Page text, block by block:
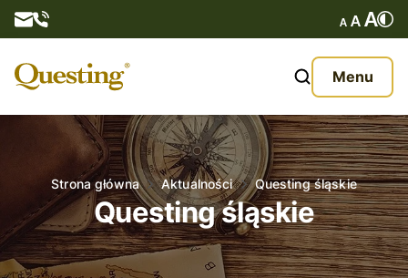
Menu
O nas
Oferta
Aktualności
Kontakt
Strona główna Aktualności Questing śląskie
Questing śląskie